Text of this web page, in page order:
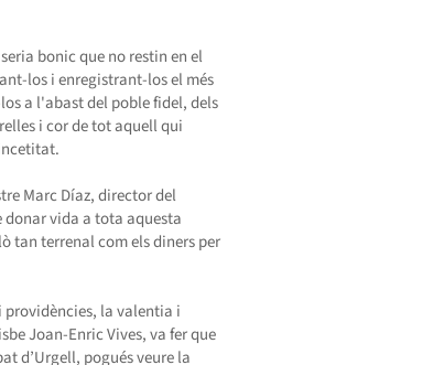
bonic que no restin en el
los i enregistrant-los el més
a l'abast del poble fidel, dels
i cor de tot aquell qui
Marc Díaz, director del
donar vida a tota aquesta
tan terrenal com els diners per
providències, la valentia i
Joan-Enric Vives, va fer que
d’Urgell, pogués veure la